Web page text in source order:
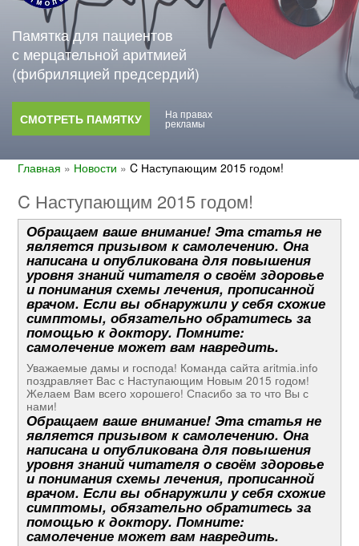
Памятка для пациентов
с мерцательной аритмией
(фибриляцией предсердий)
СМОТРЕТЬ ПАМЯТКУ На правах
рекламы
Главная » Новости » C Наступающим 2015 годом!
C Наступающим 2015 годом!
Обращаем ваше внимание! Эта статья не
является призывом к самолечению. Она
написана и опубликована для повышения
уровня знаний читателя о своём здоровье
и понимания схемы лечения, прописанной
врачом. Если вы обнаружили у себя схожие
симптомы, обязательно обратитесь за
помощью к доктору. Помните:
самолечение может вам навредить.
Уважаемые дамы и господа! Команда сайта aritmia.info
поздравляет Вас с Наступающим Новым 2015 годом!
Желаем Вам всего хорошего! Спасибо за то что Вы с
нами!
Обращаем ваше внимание! Эта статья не
является призывом к самолечению. Она
написана и опубликована для повышения
уровня знаний читателя о своём здоровье
и понимания схемы лечения, прописанной
врачом. Если вы обнаружили у себя схожие
симптомы, обязательно обратитесь за
помощью к доктору. Помните:
самолечение может вам навредить.